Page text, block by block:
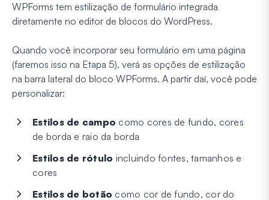
WPForms tem estilização de formulário integrada
diretamente no editor de blocos do WordPress.
Quando você incorporar seu formulário em uma página
(faremos isso na Etapa 5), verá as opções de estilização
na barra lateral do bloco WPForms. A partir daí, você pode
personalizar:
Estilos de campo como cores de fundo, cores
de borda e raio da borda
Estilos de rótulo incluindo fontes, tamanhos e
cores
Estilos de botão como cor de fundo, cor do